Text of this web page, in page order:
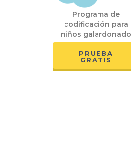
Programa de
codificación para
niños galardonado
PRUEBA
GRATIS